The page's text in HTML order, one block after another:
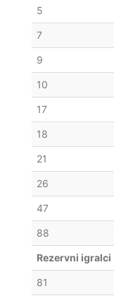
5
7
9
10
17
18
21
26
47
88
Rezervni igralci
81